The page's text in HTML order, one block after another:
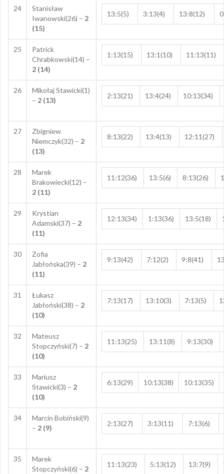
24
Stanisław
Iwanowski(26) – 2
(15)
13:5(5) 3:13(4) 13:8(12)
25
Patrick
Chrabkowski(14) –
2 (14)
1:13(15) 13:1(10) 11:13(11)
26
Mikołaj Stawicki(1)
– 2 (13)
2:13(21) 13:4(24) 10:13(34)
27
Zbigniew
Niemczyk(32) – 2
(13)
8:13(22) 13:4(13) 12:11(27)
28
Marek
Brakowiecki(12) –
2 (11)
11:12(36) 13:5(6) 8:13(26)
29
Krystian
Adamski(37) – 2
(11)
12:13(34) 1:13(36) 13:5(18)
30
Zofia
Jabłońska(39) – 2
(11)
9:13(42) 7:12(2) 9:8(41)
31
Łukasz
Jabłoński(38) – 2
(10)
7:13(17) 13:10(3) 7:13(5)
32
Mateusz
Stopczyński(7) – 2
(10)
11:13(25) 13:11(8) 9:13(30)
33
Mariusz
Stawicki(3) – 2
(10)
6:13(29) 10:13(38) 10:13(35)
34
Marcin Bobiński(9)
– 2 (9)
2:13(27) 3:13(11) 7:13(6)
35
Marek
Stopczyński(6) – 2
11:13(23) 5:13(12) 13:7(9)